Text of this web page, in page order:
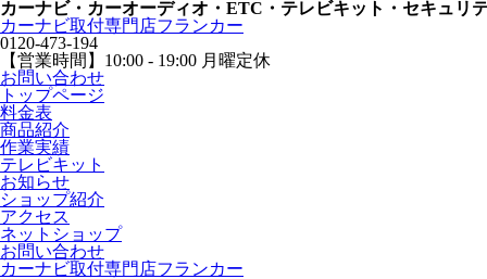
カーナビ・カーオーディオ・ETC・テレビキット・セキュリ
カーナビ取付専⾨店フランカー
0120-473-194
【営業時間】 10:00 - 19:00 月曜定休
お問い合わせ
トップページ
料金表
商品紹介
作業実績
テレビキット
お知らせ
ショップ紹介
アクセス
ネットショップ
お問い合わせ
カーナビ取付専⾨店フランカー